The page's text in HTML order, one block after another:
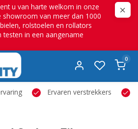
u van harte welkom in onze
showroom van meer dan 1000
rolstoelen en rollators
in een aangename
0
Ervaren verstrekkers